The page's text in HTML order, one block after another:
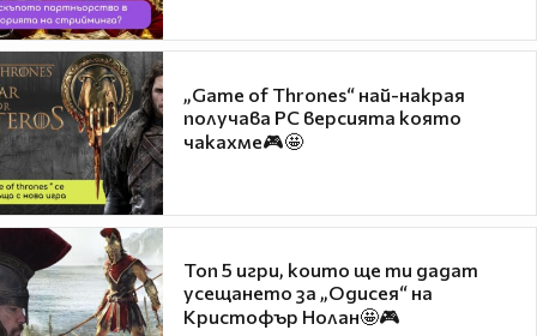
„Game of Thrones“ най-накрая
получава PC версията която
чакахме🎮🤩
Топ 5 игри, които ще ти дадат
усещането за „Одисея“ на
Кристофър Нолан🤩🎮